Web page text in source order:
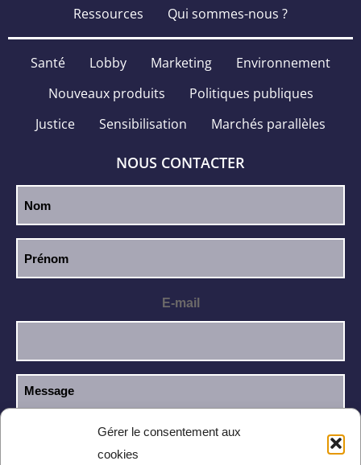
Gérer le consentement aux
cookies
Ressources
Qui sommes-nous ?
Santé Lobby Marketing
Environnement
Nouveaux produits
Politiques publiques
Justice
Sensibilisation Marchés parallèles
NOUS CONTACTER
E-mail